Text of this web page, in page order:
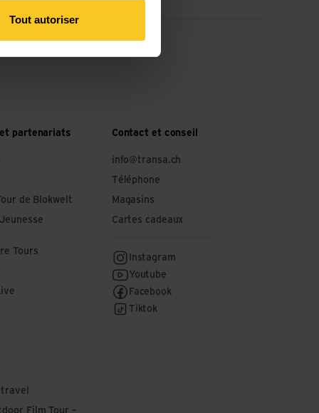
Tout autoriser
partenariats
de Blokwelt
Tours
Film Tour –
Contact et conseil
info@transa.ch
Téléphone
Magasins
Cartes cadeaux
Instagram
Youtube
Facebook
Tiktok